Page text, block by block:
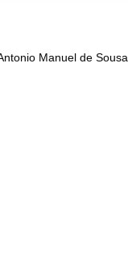
Manuel de Sousa